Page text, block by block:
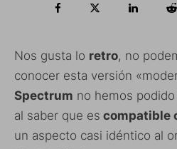
Nos gusta lo retro, no
conocer esta versión
Spectrum no hemos
al saber que es compatible
un aspecto casi idéntico al